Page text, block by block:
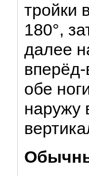
тройки
180°,
далее
обе
наружу